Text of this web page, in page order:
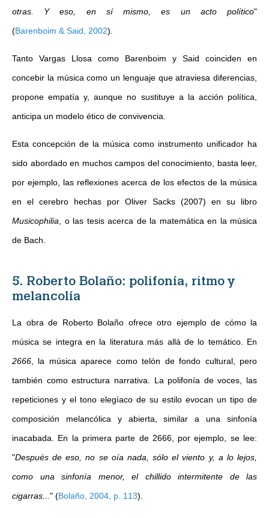
otras. Y eso, en sí mismo, es un acto político"
(Barenboim & Said, 2002)
Tanto Vargas Llosa como Barenboim y Said coinciden en
concebir la música como un lenguaje que atraviesa diferencias,
propone empatía y, aunque no sustituye a la acción política,
anticipa un modelo ético de convivencia.
Esta concepción de la música como instrumento unificador ha
sido abordado en muchos campos del conocimiento, basta leer,
por ejemplo, las reflexiones acerca de los efectos de la música
en el cerebro hechas por Oliver Sacks (2007) en su libro
Musicophilia , o las tesis acerca de la matemática en la música
de Bach.
5. Roberto Bolaño: polifonía, ritmo y
melancolía
La obra de Roberto Bolaño ofrece otro ejemplo de cómo la
música se integra en la literatura más allá de lo temático. En
2666 , la música aparece como telón de fondo cultural, pero
también como estructura narrativa. La polifonía de voces, las
repeticiones y el tono elegíaco de su estilo evocan un tipo de
composición melancólica y abierta, similar a una sinfonía
inacabada. En la primera parte de 2666, por ejemplo, se lee:
"Después de eso, no se oía nada, sólo el viento y, a lo lejos,
como una sinfonía menor, el chillido intermitente de las
cigarras... " (Bolaño, 2004, p. 113)